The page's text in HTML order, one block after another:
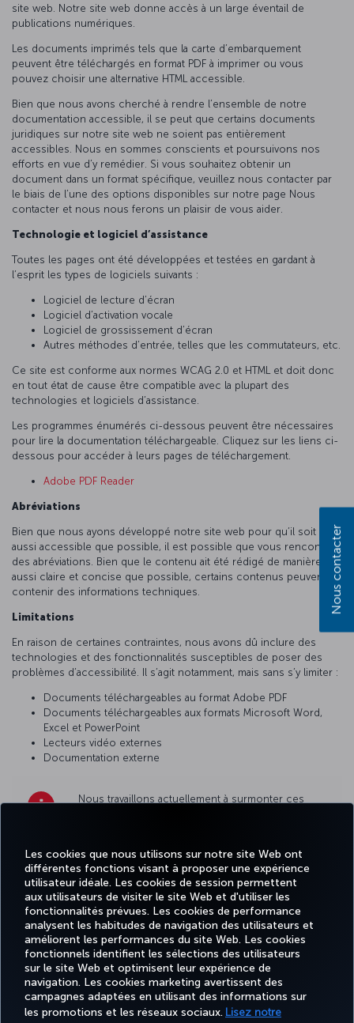
Les cookies que nous utilisons sur notre site Web ont
différentes fonctions visant à proposer une expérience
utilisateur idéale. Les cookies de session permettent
aux utilisateurs de visiter le site Web et d'utiliser les
fonctionnalités prévues. Les cookies de performance
analysent les habitudes de navigation des utilisateurs et
améliorent les performances du site Web. Les cookies
fonctionnels identifient les sélections des utilisateurs
sur le site Web et optimisent leur expérience de
navigation. Les cookies marketing avertissent des
campagnes adaptées en utilisant des informations sur
les promotions et les réseaux sociaux. Lisez notre
site web. Notre site web donne accès à un large éventail de
publications numériques.
Les documents imprimés tels que la carte d’embarquement
peuvent être téléchargés en format PDF à imprimer ou vous
pouvez choisir une alternative HTML accessible.
Bien que nous avons cherché à rendre l’ensemble de notre
documentation accessible, il se peut que certains documents
juridiques sur notre site web ne soient pas entièrement
accessibles. Nous en sommes conscients et poursuivons nos
efforts en vue d’y remédier. Si vous souhaitez obtenir un
document dans un format spécifique, veuillez nous contacter par
le biais de l’une des options disponibles sur notre page Nous
contacter et nous nous ferons un plaisir de vous aider.
Technologie et logiciel d’assistance
Toutes les pages ont été développées et testées en gardant à
l’esprit les types de logiciels suivants :
Logiciel de lecture d’écran
Logiciel d’activation vocale
Logiciel de grossissement d’écran
Autres méthodes d’entrée, telles que les commutateurs, etc.
Ce site est conforme aux normes WCAG 2.0 et HTML et doit donc
en tout état de cause être compatible avec la plupart des
technologies et logiciels d’assistance.
Les programmes énumérés ci-dessous peuvent être nécessaires
pour lire la documentation téléchargeable. Cliquez sur les liens ci-
dessous pour accéder à leurs pages de téléchargement.
Adobe PDF Reader
Abréviations
Bien que nous ayons développé notre site web pour qu’il soit
aussi accessible que possible, il est possible que vous rencontriez
des abréviations. Bien que le contenu ait été rédigé de manière
aussi claire et concise que possible, certains contenus peuvent
contenir des informations techniques.
Limitations
En raison de certaines contraintes, nous avons dû inclure des
technologies et des fonctionnalités susceptibles de poser des
problèmes d’accessibilité. Il s’agit notamment, mais sans s’y limiter :
Documents téléchargeables au format Adobe PDF
Documents téléchargeables aux formats Microsoft Word,
Excel et PowerPoint
Lecteurs vidéo externes
Documentation externe
Nous travaillons actuellement à surmonter ces
notre site,dites-le nous.
Facebook
TwitterInstagram
YouTubeLinkedIn
TiktokBlogPinterest
RÉSERVER
ET GÉRER
EXPÉRIENCE
OFFRES ET
DESTINATIONS
AIDE
MILES
&
Nous contacter